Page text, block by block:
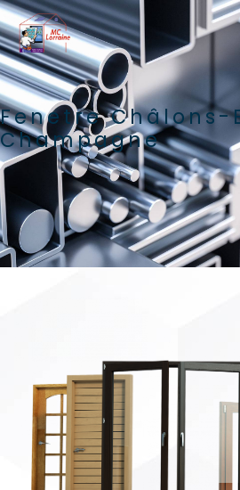
Panneau de gestion des cookies
Fenetre Châlons-
Champagne